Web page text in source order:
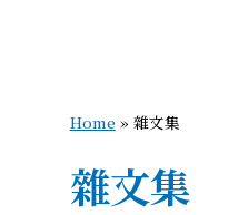
Home » 雜文集
雜文集